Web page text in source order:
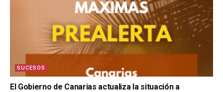
SUCESOS
El Gobierno de Canarias actualiza la situación a